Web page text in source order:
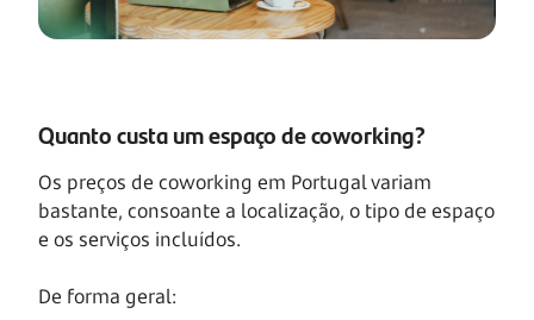
Quanto custa um espaço de coworking?
Os preços de coworking em Portugal variam
bastante, consoante a localização, o tipo de espaço
e os serviços incluídos.
De forma geral: